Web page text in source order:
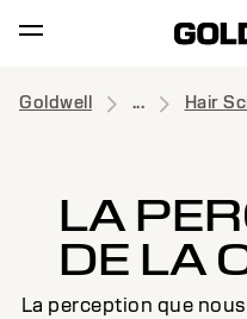
Goldwell ... Hair
LA
DE LA
La perception que